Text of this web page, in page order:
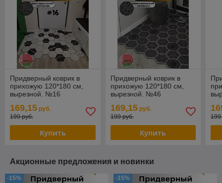
Придверный коврик в
прихожую 120*180 см,
вырезной. №16
169,15 руб.
199 руб.
Купить
Придверный коврик в
прихожую 120*180 см,
вырезной. №46
169,15руб.
199 руб.
Купить
199
Акционные предложения и новинки
-15% -15%